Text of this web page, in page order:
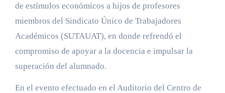
de estímulos económicos a hijos de profesores
miembros del Sindicato Único de Trabajadores
Académicos (SUTAUAT), en donde refrendó el
compromiso de apoyar a la docencia e impulsar la
superación del alumnado.
En el evento efectuado en el Auditorio del Centro de